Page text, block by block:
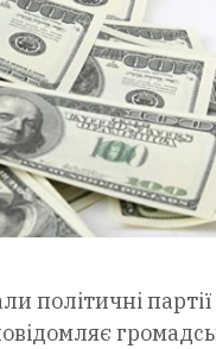
політичні